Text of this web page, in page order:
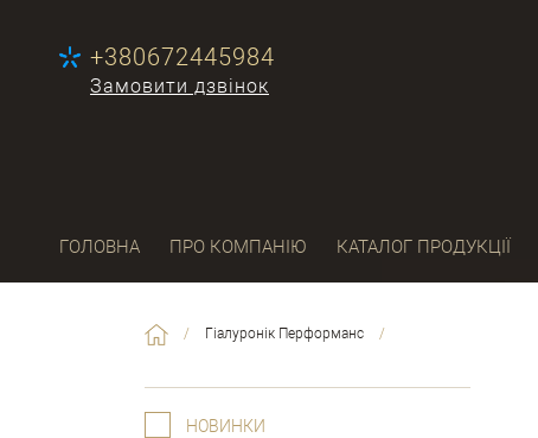
+380672445984
Замовити дзвінок
ГОЛОВНА ПРО КОМПАНІЮ КАТАЛОГ ПРОДУКЦІЇ
/ Гіалуронік Перформанс /
НОВИНКИ